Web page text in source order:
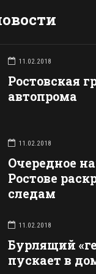
11.02.2018
Ростовская
автопрома
11.02.2018
Очередное
Ростове
следам
11.02.2018
Бурлящий
пускает в